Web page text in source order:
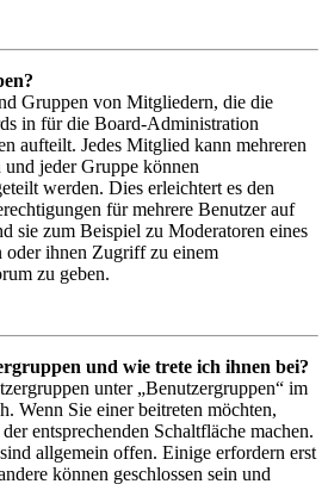
Gruppen von Mitgliedern, die die
in für die Board-Administration
aufteilt. Jedes Mitglied kann mehreren
jeder Gruppe können
werden. Dies erleichtert es den
für mehrere Benutzer auf
sie zum Beispiel zu Moderatoren eines
oder ihnen Zugriff zu einem
zu geben.
und wie trete ich ihnen bei?
unter „Benutzergruppen“ im
Wenn Sie einer beitreten möchten,
entsprechenden Schaltfläche machen.
allgemein offen. Einige erfordern erst
können geschlossen sein und